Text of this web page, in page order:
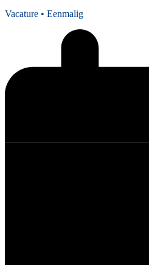
Vacature • Eenmalig